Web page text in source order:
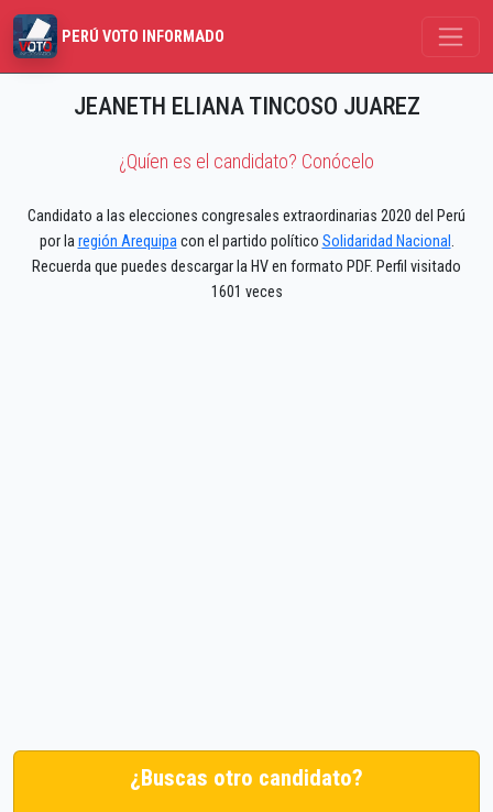
PERÚ VOTO INFORMADO
JEANETH ELIANA TINCOSO JUAREZ
¿Quíen es el candidato? Conócelo
Candidato a las elecciones congresales extraordinarias 2020 del Perú
por laregión Arequipacon el partido político Solidaridad Nacional.
Recuerda que puedes descargar la HV en formato PDF. Perfil visitado
1601 veces
¿Buscas otro candidato?